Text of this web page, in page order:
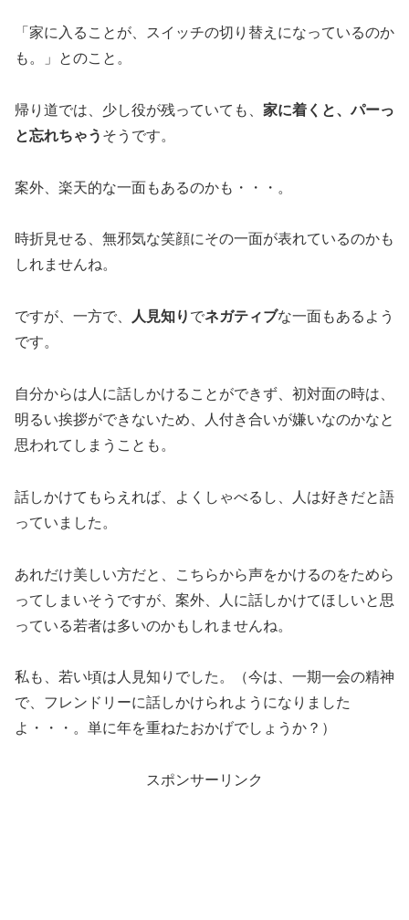
「家に入ることが、スイッチの切り替えになっているのか
も。」とのこと。
帰り道では、少し役が残っていても、 家に着くと、パーっ
と忘れちゃうそうです。
案外、楽天的な一面もあるのかも・・・。
時折見せる、無邪気な笑顔にその一面が表れているのかも
しれませんね。
ですが、一方で、 人見知りでネガティブな一面もあるよう
です。
自分からは人に話しかけることができず、初対面の時は、
明るい挨拶ができないため、人付き合いが嫌いなのかなと
思われてしまうことも。
話しかけてもらえれば、よくしゃべるし、人は好きだと語
っていました。
あれだけ美しい方だと、こちらから声をかけるのをためら
ってしまいそうですが、案外、人に話しかけてほしいと思
っている若者は多いのかもしれませんね。
私も、若い頃は人見知りでした。（今は、一期一会の精神
で、フレンドリーに話しかけられようになりました
よ・・・。単に年を重ねたおかげでしょうか？）
スポンサーリンク